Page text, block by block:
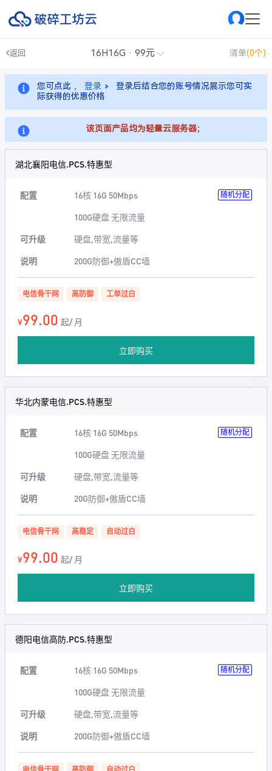
返回 16H16G · 99元 清单(0个)
您可点此 ， 登录
登录后结合您的账号情况展示您可实
际获得的优惠价格
该页面产品均为轻量云服务器；
湖北襄阳电信.PCS.特惠型
配置 16核 16G 50Mbps 随机分配
100G硬盘 无限流量
可升级
硬盘,带宽,流量等
说明
200G防御+傲盾CC墙
电信骨干网 高防御 工单过白
¥99.00 起/ 月
立即购买
华北内蒙电信.PCS.特惠型
配置 16核 16G 50Mbps 随机分配
100G硬盘 无限流量
可升级
硬盘,带宽,流量等
说明
20G防御+傲盾CC墙
电信骨干网 高稳定 自动过白
¥99.00 起/ 月
立即购买
德阳电信高防.PCS.特惠型
配置 16核 16G 50Mbps 随机分配
100G硬盘 无限流量
可升级
硬盘,带宽,流量等
说明
200G防御+傲盾CC墙